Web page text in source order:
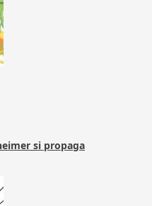
si propaga